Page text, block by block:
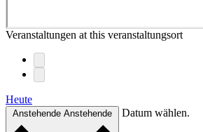
Veranstaltungen at this veranstaltungsort
Heute
Anstehende Anstehende Datum wählen.